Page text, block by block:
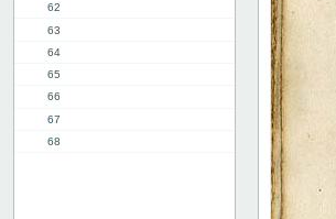
62
63
64
65
66
67
68